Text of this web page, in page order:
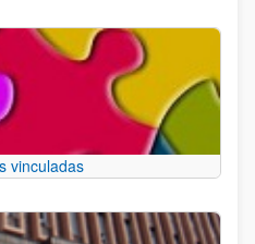
vinculadas